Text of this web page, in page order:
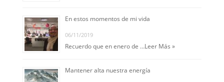
En estos momentos de mi vida
06/11/2019
Recuerdo que en enero de …Leer Más »
Mantener alta nuestra energía